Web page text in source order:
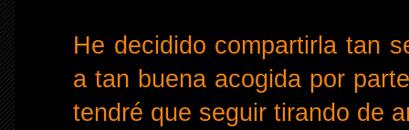
He decidido compartirla tan
a tan buena acogida por
tendré que seguir tirando de